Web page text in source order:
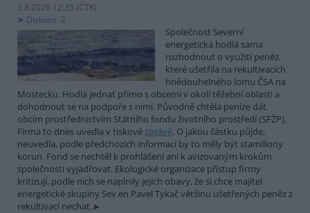
3.8.2026 12:35 (ČTK)
Diskuse: 2
Společnost Severní
energetická hodlá sama
rozhodnout o využití peněz,
které ušetřila na rekultivacích
hnědouhelného lomu ČSA na
Mostecku. Hodlá jednat přímo s obcemi v okolí těžební oblasti a
dohodnout se na podpoře s nimi. Původně chtěla peníze dát
obcím prostřednictvím Státního fondu životního prostředí (SFŽP).
Firma to dnes uvedla v tiskovézprávě. O jakou částku půjde,
neuvedla, podle předchozích informací by to měly být stamiliony
korun. Fond se nechtěl k prohlášení ani k avizovaným krokům
společnosti vyjadřovat. Ekologické organizace přístup firmy
kritizují, podle nich se naplnily jejich obavy, že si chce majitel
energetické skupiny Sev.en Pavel Tykač většinu ušetřených peněz z
rekultivací nechat.